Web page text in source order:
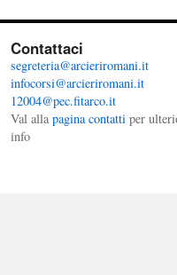
Contattaci
segreteria@arcieriromani.it
infocorsi@arcieriromani.it
12004@pec.fitarco.it
Val alla pagina contatti per
info